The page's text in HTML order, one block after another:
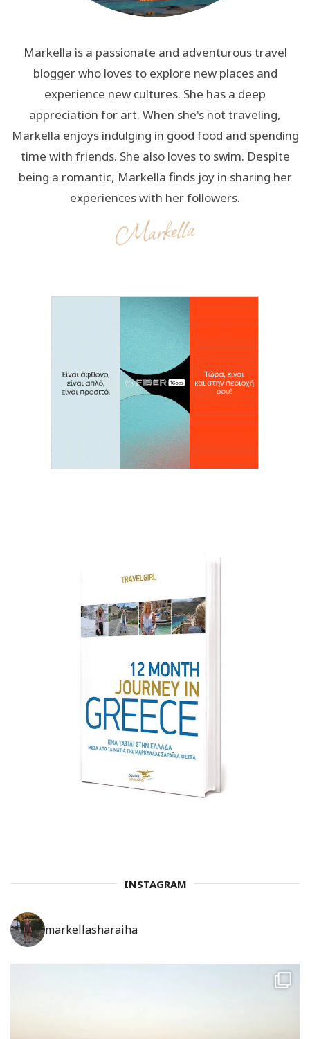
Markella is a passionate and adventurous travel
blogger who loves to explore new places and
experience new cultures. She has a deep
appreciation for art. When she's not traveling,
Markella enjoys indulging in good food and spending
time with friends. She also loves to swim. Despite
being a romantic, Markella finds joy in sharing her
experiences with her followers.
INSTAGRAM
markellasharaiha